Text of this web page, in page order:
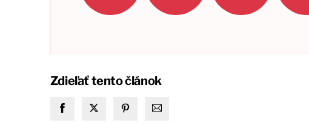
Zdieľať tento článok